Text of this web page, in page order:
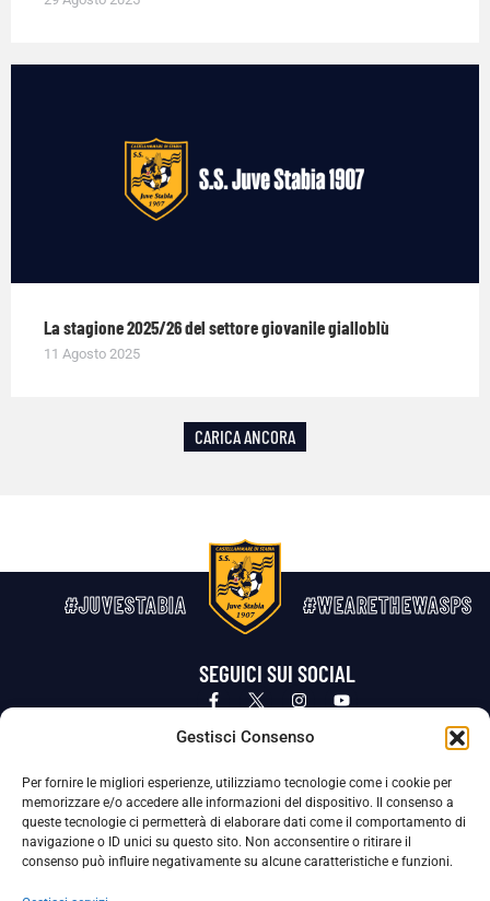
Gestisci Consenso
Per fornire le migliori esperienze, utilizziamo tecnologie come i cookie per
memorizzare e/o accedere alle informazioni del dispositivo. Il consenso a
queste tecnologie ci permetterà di elaborare dati come il comportamento di
navigazione o ID unici su questo sito. Non acconsentire o ritirare il
consenso può influire negativamente su alcune caratteristiche e funzioni.
La stagione 2025/26 del settore giovanile gialloblù
11 Agosto 2025
CARICA ANCORA
#JUVESTABIA #WEARETHEWASPS
SEGUICI SUI SOCIAL
Privacy Policy Cookie Policy
La Società ha nominato il Responsabile della Protezione dei Dati Personali (DPO), figura specializzata che vigila sulle modalità
adottate dalla nostra Società per tutelare i Suoi dati personali.
Per contattare il DPO può scrivere a